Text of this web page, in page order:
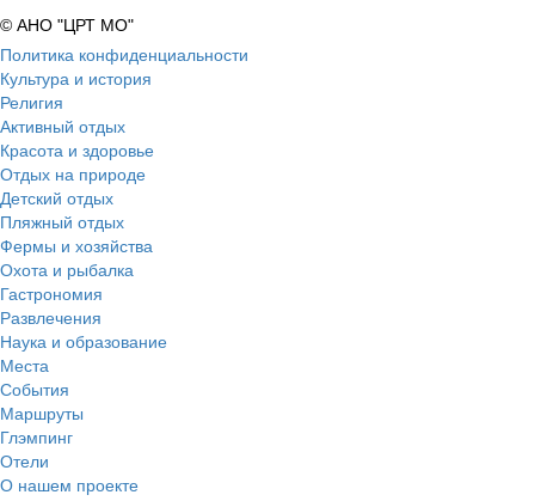
© АНО "ЦРТ МО"
Политика конфиденциальности
Культура и история
Религия
Активный отдых
Красота и здоровье
Отдых на природе
Детский отдых
Пляжный отдых
Фермы и хозяйства
Охота и рыбалка
Гастрономия
Развлечения
Наука и образование
Места
События
Маршруты
Глэмпинг
Отели
О нашем проекте